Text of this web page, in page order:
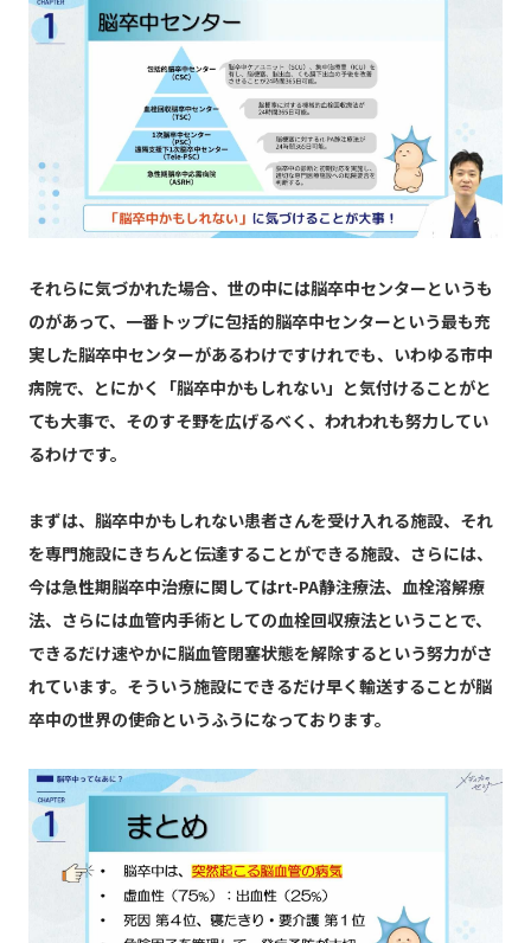
それらに気づかれた場合、世の中には脳卒中センターというも
のがあって、一番トップに包括的脳卒中センターという最も充
実した脳卒中センターがあるわけですけれでも、いわゆる市中
病院で、とにかく「脳卒中かもしれない」と気付けることがと
ても大事で、そのすそ野を広げるべく、われわれも努力してい
るわけです。
まずは、脳卒中かもしれない患者さんを受け入れる施設、それ
を専門施設にきちんと伝達することができる施設、さらには、
今は急性期脳卒中治療に関してはrt-PA静注療法、血栓溶解療
法、さらには血管内手術としての血栓回収療法ということで、
できるだけ速やかに脳血管閉塞状態を解除するという努力がさ
れています。そういう施設にできるだけ早く輸送することが脳
卒中の世界の使命というふうになっております。